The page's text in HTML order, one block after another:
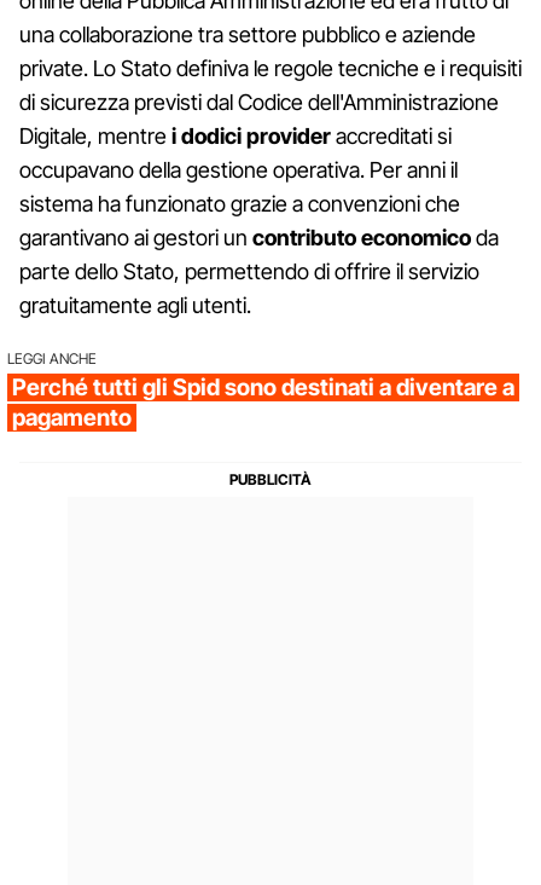
una collaborazione tra settore pubblico e aziende
private. Lo Stato definiva le regole tecniche e i requisiti
di sicurezza previsti dal Codice dell'Amministrazione
Digitale, mentrei dodici provideraccreditati si
occupavano della gestione operativa. Per anni il
sistema ha funzionato grazie a convenzioni che
garantivano ai gestori un contributo economicoda
parte dello Stato, permettendo di offrire il servizio
gratuitamente agli utenti.
LEGGI ANCHE
Perché tutti gli Spid sono destinati a diventare a
pagamento